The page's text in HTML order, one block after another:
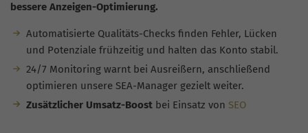
bessere Anzeigen-Optimierung.
Automatisierte Qualitäts-Checks finden Fehler, Lücken
und Potenziale frühzeitig und halten das Konto stabil.
24/7 Monitoring warnt bei Ausreißern, anschließend
optimieren unsere SEA-Manager gezielt weiter.
Zusätzlicher Umsatz-Boostbei Einsatz von SEO